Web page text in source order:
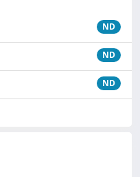
ND
ND
ND